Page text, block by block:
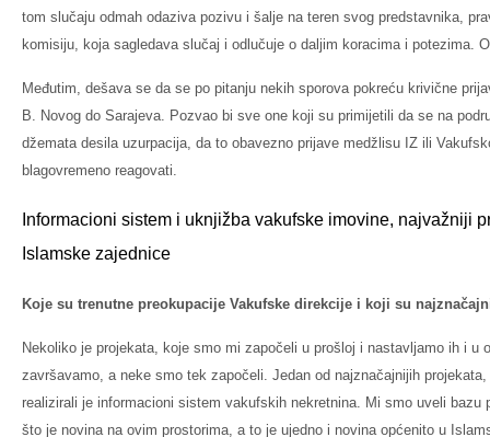
tom slučaju odmah odaziva pozivu i šalje na teren svog predstavnika,
komisiju, koja sagledava slučaj i odlučuje o daljim koracima i potezima.
Međutim, dešava se da se po pitanju nekih sporova pokreću krivične
B. Novog do Sarajeva. Pozvao bi sve one koji su primijetili da se na
džemata desila uzurpacija, da to obavezno prijave medžlisu IZ ili
blagovremeno reagovati.
Informacioni sistem i uknjižba vakufske imovine, najvažniji
Islamske zajednice
Koje su trenutne preokupacije Vakufske direkcije i koji su
Nekoliko je projekata, koje smo mi započeli u prošloj i nastavljamo ih i u
završavamo, a neke smo tek započeli. Jedan od najznačajnijih
realizirali je informacioni sistem vakufskih nekretnina. Mi smo uveli bazu
što je novina na ovim prostorima, a to je ujedno i novina općenito u